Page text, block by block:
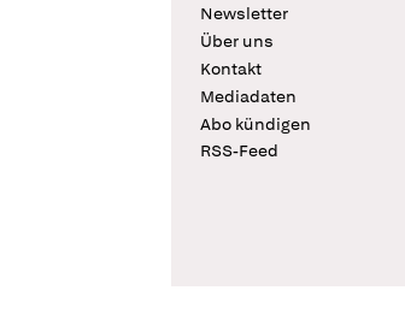
Newsletter
Über uns
Kontakt
Mediadaten
Abo kündigen
RSS-Feed